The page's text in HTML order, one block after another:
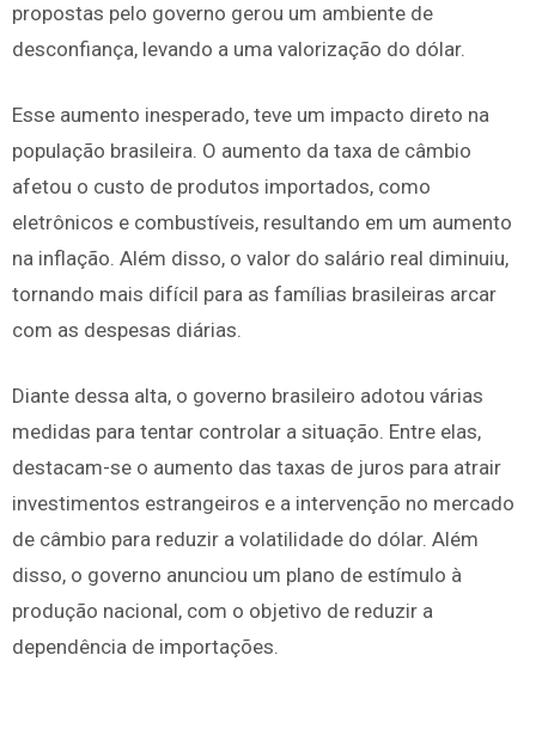
propostas pelo governo gerou um ambiente de
desconfiança, levando a uma valorização do dólar.
Esse aumento inesperado, teve um impacto direto na
população brasileira. O aumento da taxa de câmbio
afetou o custo de produtos importados, como
eletrônicos e combustíveis, resultando em um aumento
na inflação. Além disso, o valor do salário real diminuiu,
tornando mais difícil para as famílias brasileiras arcar
com as despesas diárias.
Diante dessa alta, o governo brasileiro adotou várias
medidas para tentar controlar a situação. Entre elas,
destacam-se o aumento das taxas de juros para atrair
investimentos estrangeiros e a intervenção no mercado
de câmbio para reduzir a volatilidade do dólar. Além
disso, o governo anunciou um plano de estímulo à
produção nacional, com o objetivo de reduzir a
dependência de importações.